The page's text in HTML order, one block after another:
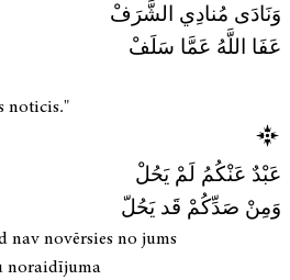
وَنَادَى مُنادِي الشَّرَفْ
عَفَا اللَّهُ عَمَّا سَلَفْ
noticis."
عَبْدٌ عَنْكُمُ لَمْ يَحُلْ
وَمِنْ صَدِّكُمْ قَد يَحُلّ
nav novērsies no jums
noraidījuma